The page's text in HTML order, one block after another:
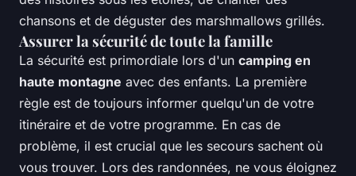
chansons et de déguster des marshmallows grillés.
Assurer la sécurité de toute la famille
La sécurité est primordiale lors d'un camping en
haute montagne avec des enfants. La première
règle est de toujours informer quelqu'un de votre
itinéraire et de votre programme. En cas de
problème, il est crucial que les secours sachent où
vous trouver. Lors des randonnées, ne vous éloignez